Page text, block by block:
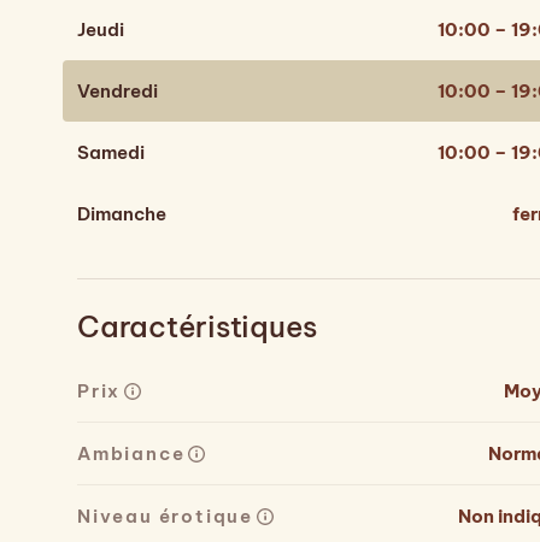
Jeudi 10:00 –
Vendredi 10:00 –
Samedi 10:00 –
Dimanche
Caractéristiques
Prix
Ambiance
Niveau érotique Non